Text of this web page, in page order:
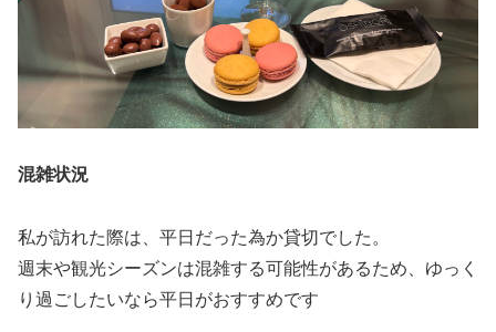
混雑状況
私が訪れた際は、平日だった為か貸切でした。
週末や観光シーズンは混雑する可能性があるため、ゆっく
り過ごしたいなら平日がおすすめです